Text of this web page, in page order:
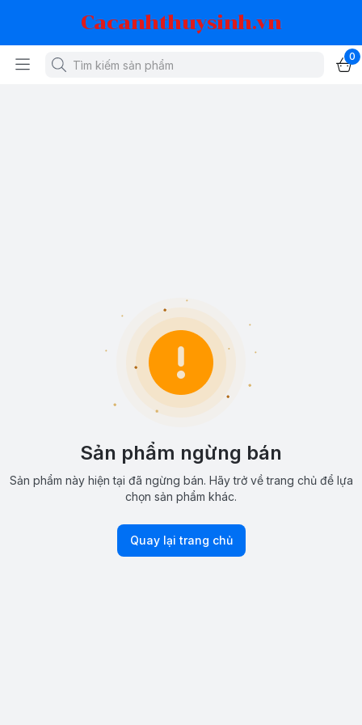
Cacanhthuysinh.vn
0
Sản phẩm ngừng bán
Sản phẩm này hiện tại đã ngừng bán. Hãy trở về trang chủ để lựa
chọn sản phẩm khác.
Quay lại trang chủ